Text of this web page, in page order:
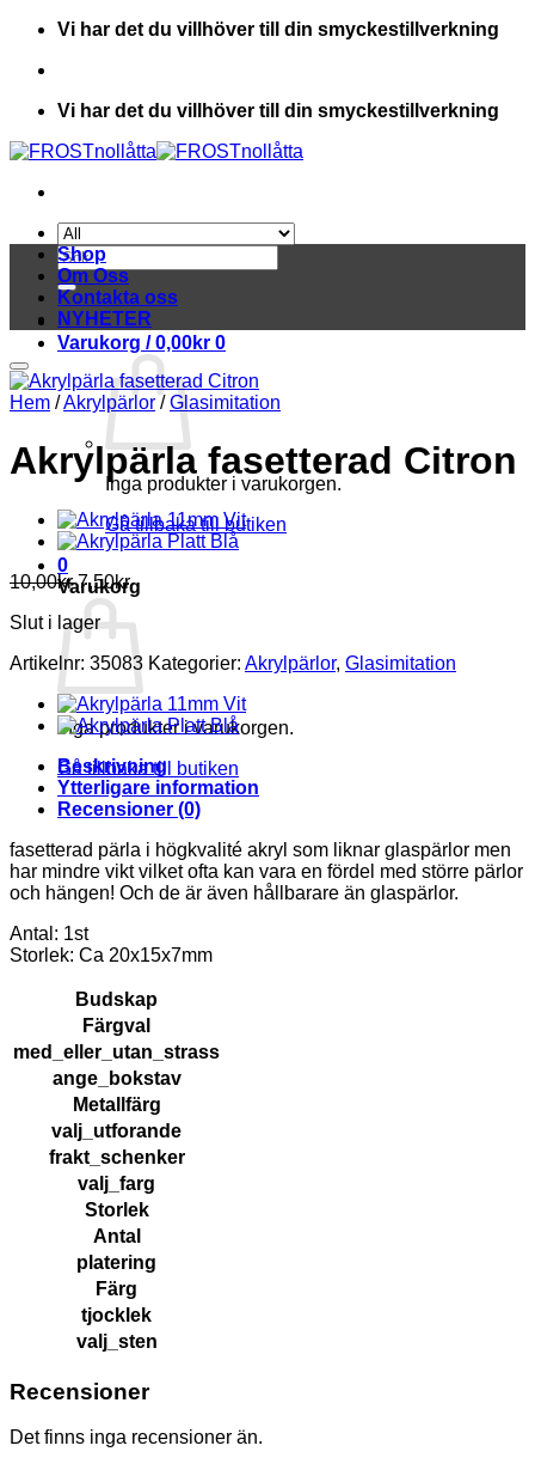
Skip
content
Vi har det du villhöver till din smyckestillverkning
Vi har det du villhöver till din smyckestillverkning
Sök
efter:
Varukorg /0,00kr 0
Inga produkter i varukorgen.
Gå tillbaka till butiken
0
Varukorg
Inga produkter i varukorgen.
Gå tillbaka till butiken
Shop
Om Oss
Kontakta oss
NYHETER
Hem /Akrylpärlor / Glasimitation
Akrylpärla fasetterad Citron
10,00kr 7,50kr
Slut i lager
Artikelnr: 35083 Kategorier: Akrylpärlor, Glasimitation
Beskrivning
Ytterligare information
Recensioner (0)
fasetterad pärla i högkvalité akryl som liknar glaspärlor men
har mindre vikt vilket ofta kan vara en fördel med större pärlor
och hängen! Och de är även hållbarare än glaspärlor.
Antal: 1st
Storlek: Ca 20x15x7mm
Budskap
Färgval
med_eller_utan_strass
ange_bokstav
Metallfärg
valj_utforande
frakt_schenker
valj_farg
Storlek
Antal
platering
Färg
tjocklek
valj_sten
Recensioner
Det finns inga recensioner än.